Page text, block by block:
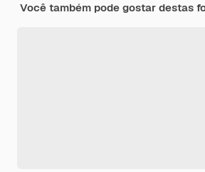
Você também pode gostar destas